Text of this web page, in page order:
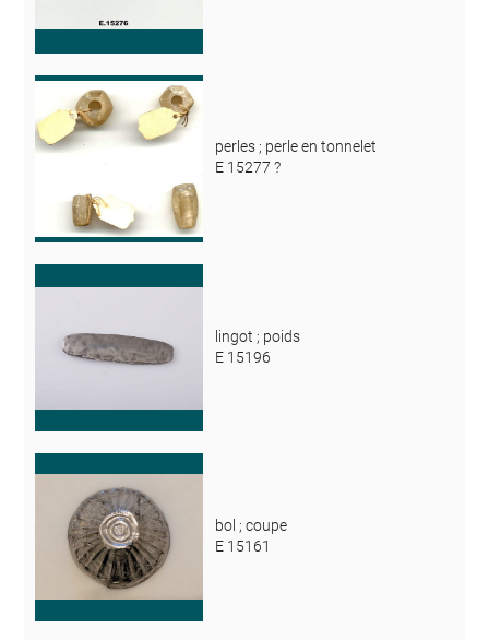
perles ; perle en tonnelet
E 15277 ?
lingot ; poids
E 15196
bol ; coupe
E 15161